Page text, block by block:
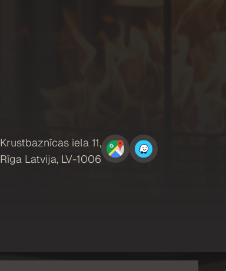
Krustbaznīcas iela 11,
Rīga Latvija, LV-1006